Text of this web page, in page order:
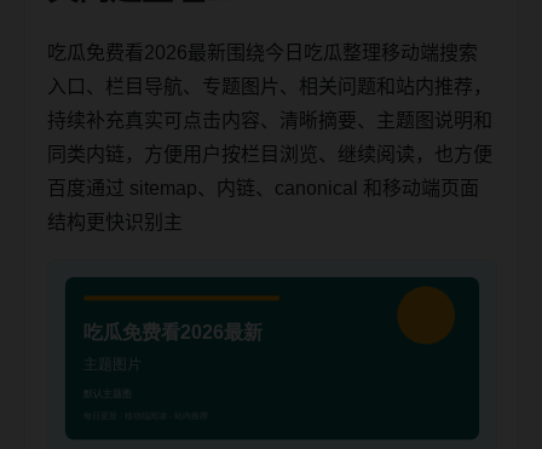
吃瓜免费看2026最新围绕今日吃瓜整理移动端搜索
入口、栏目导航、专题图片、相关问题和站内推荐，
持续补充真实可点击内容、清晰摘要、主题图说明和
同类内链，方便用户按栏目浏览、继续阅读，也方便
百度通过 sitemap、内链、canonical 和移动端页面
结构更快识别主